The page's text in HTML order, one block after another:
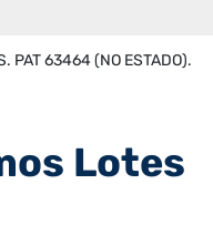
PAT 63464 (NO ESTADO).
Lotes